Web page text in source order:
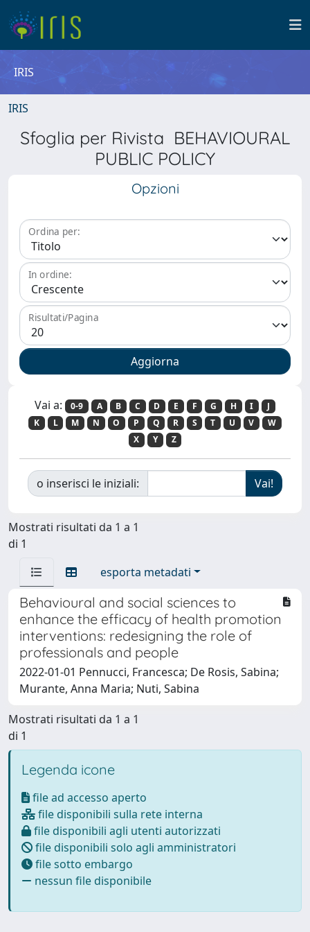
IRIS
IRIS
Sfoglia per Rivista BEHAVIOURAL
PUBLIC POLICY
Opzioni
Ordina per:
In ordine:
Risultati/Pagina
Vai a: 0-9 A B C D E F G H I
J
K
L M N O P Q R S T U V
W
X
Y Z
o inserisci le iniziali:
Mostrati risultati da 1 a 1
di 1
esporta metadati
Behavioural and social sciences to
enhance the efficacy of health promotion
interventions: redesigning the role of
professionals and people
2022-01-01 Pennucci, Francesca; De Rosis, Sabina;
Murante, Anna Maria; Nuti, Sabina
Mostrati risultati da 1 a 1
di 1
Legenda icone
file ad accesso aperto
file disponibili sulla rete interna
file disponibili agli utenti autorizzati
file disponibili solo agli amministratori
file sotto embargo
nessun file disponibile